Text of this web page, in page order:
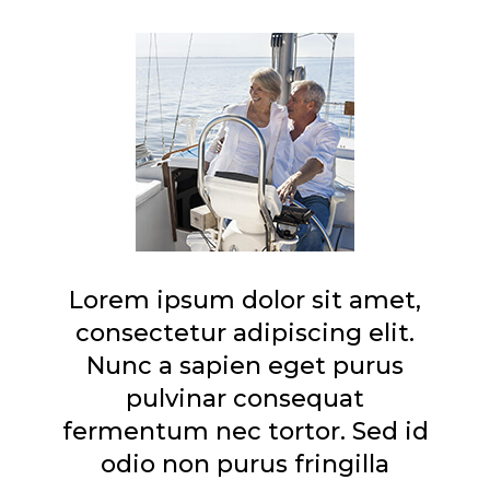
Lorem ipsum dolor sit amet,
consectetur adipiscing elit.
Nunc a sapien eget purus
pulvinar consequat
fermentum nec tortor. Sed id
odio non purus fringilla